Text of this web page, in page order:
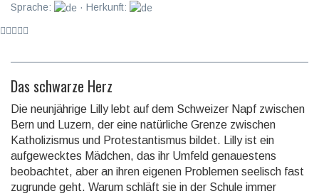
Sprache:
· Herkunft:
Das schwarze Herz
Die neunjährige Lilly lebt auf dem Schweizer Napf zwischen
Bern und Luzern, der eine natürliche Grenze zwischen
Katholizismus und Protestantismus bildet. Lilly ist ein
aufgewecktes Mädchen, das ihr Umfeld genauestens
beobachtet, aber an ihren eigenen Problemen seelisch fast
zugrunde geht. Warum schläft sie in der Schule immer